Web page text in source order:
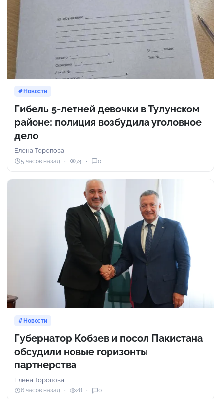
Новости
Гибель 5-летней девочки в Тулунском
районе: полиция возбудила уголовное
дело
Елена Торопова
5 часов назад 74 0
Новости
Губернатор Кобзев и посол Пакистана
обсудили новые горизонты
партнерства
Елена Торопова
6 часов назад 28 0